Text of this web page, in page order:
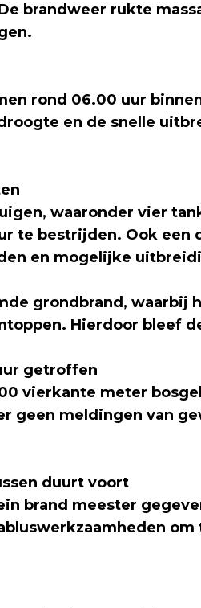
brandweer rukte
rond 06.00 uur
en de snelle
waaronder vier
te bestrijden. Ook een
en mogelijke
grondbrand, waarbij
Hierdoor bleef
getroffen
vierkante meter
geen meldingen van
duurt voort
brand meester